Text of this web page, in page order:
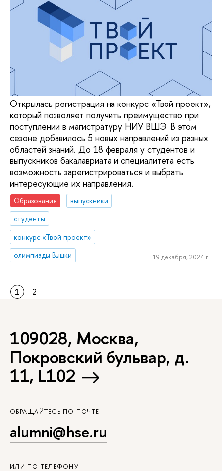
Открылась регистрация на конкурс «Твой проект»,
который позволяет получить преимущество при
поступлении в магистратуру НИУ ВШЭ. В этом
сезоне добавилось 5 новых направлений из разных
областей знаний. До 18 февраля у студентов и
выпускников бакалавриата и специалитета есть
возможность зарегистрироваться и выбрать
интересующие их направления.
Образование
выпускники
студенты
конкурс «Твой проект»
олимпиады Вышки
19 декабря, 2024 г.
1 2
109028, Москва,
Покровский бульвар, д.
11, L102
ОБРАЩАЙТЕСЬ ПО ПОЧТЕ
alumni@hse.ru
ИЛИ ПО ТЕЛЕФОНУ